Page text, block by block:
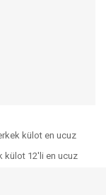
formunu
külot en ucuz
külot 12'li en ucuz